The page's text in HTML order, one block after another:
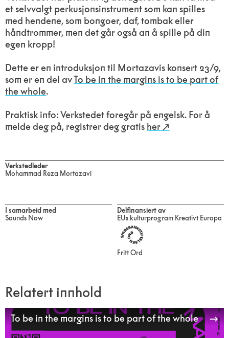
et selvvalgt perkusjonsinstrument som kan spilles
med hendene, som bongoer, daf, tombak eller
håndtrommer, men det går også an å spille på din
egen kropp!
Dette er en introduksjon til Mortazavis konsert 23/9,
som er en del avTo be in the margins is to be part of
the whole.
Praktisk info: Verkstedet foregår på engelsk. For å
melde deg på, registrer deg gratis her
Verkstedleder
Mohammad Reza Mortazavi
I samarbeid med
Sounds Now
Delfinansiert av
EUs kulturprogram Kreativt Europa
Fritt Ord
Relatert innhold
To be in the margins is to be part of the whole